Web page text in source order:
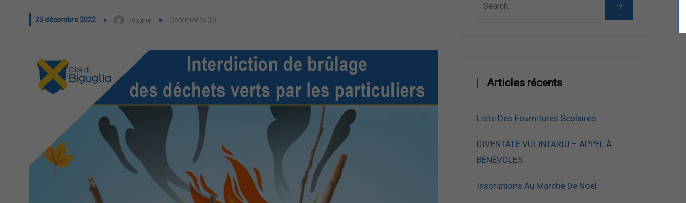
23 décembre 2022 roxane Comments (0)
Articles récents
Liste Des Fournitures Scolaires
DIVENTATE VULINTARIU – APPEL À
BÉNÉVOLES
Inscriptions Au Marché De Noël